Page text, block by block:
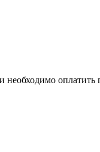
необходимо оплатить